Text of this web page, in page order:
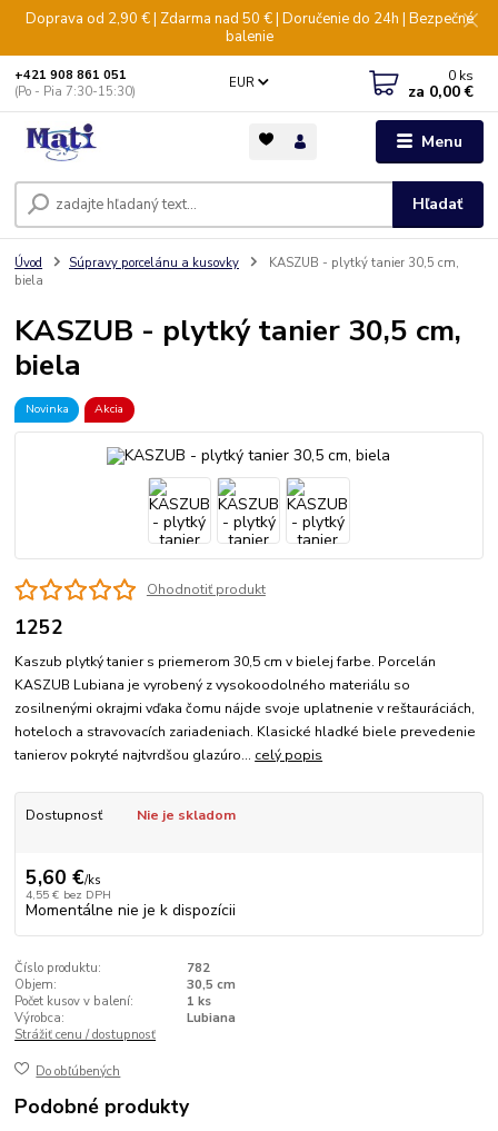
Doprava od 2,90 € | Zdarma nad 50 € | Doručenie do 24h | Bezpečné
balenie
Menu
EUR
Hľadať
+421 908 861 051
(Po - Pia 7:30-15:30)
0 ks
za 0,00 €
Úvod Súpravy porcelánu a kusovky
KASZUB - plytký tanier 30,5 cm,
biela
KASZUB - plytký tanier 30,5 cm,
biela
Novinka Akcia
Ohodnotiť produkt
1252
Kaszub plytký tanier s priemerom 30,5 cm v bielej farbe. Porcelán
KASZUB Lubiana je vyrobený z vysokoodolného materiálu so
zosilnenými okrajmi vďaka čomu nájde svoje uplatnenie v reštauráciách,
hoteloch a stravovacích zariadeniach. Klasické hladké biele prevedenie
tanierov pokryté najtvrdšou glazúro... celý popis
Dostupnosť Nie je skladom
5,60 €/ks
4,55 € bez DPH
Momentálne nie je k dispozícii
Číslo produktu:
782
Objem:
30,5 cm
Počet kusov v balení:
1 ks
Výrobca:
Lubiana
Strážiť cenu / dostupnosť
Do obľúbených
Podobné produkty